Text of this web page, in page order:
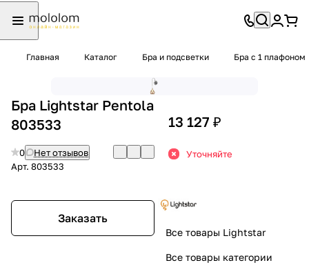
Главная Каталог Бра и подсветки Бра с 1 плафоном
Бра Lightstar Pentola
803533
0
Нет отзывов
Арт. 803533
Заказать
13 127 ₽
Уточняйте
Все товары Lightstar
Все товары категории